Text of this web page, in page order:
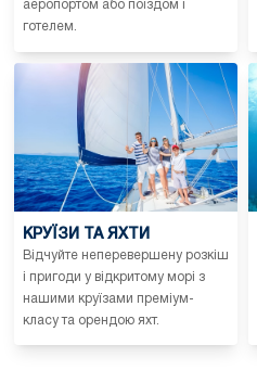
аеропортом або поїздом і
готелем.
КРУЇЗИ ТА ЯХТИ
Відчуйте неперевершену розкіш
і пригоди у відкритому морі з
нашими круїзами преміум-
класу та орендою яхт.